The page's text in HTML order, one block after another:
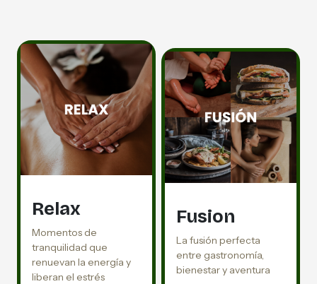
Relax
Momentos de
tranquilidad que
renuevan la energía y
liberan el estrés
Fusion
La fusión perfecta
entre gastronomía,
bienestar y aventura